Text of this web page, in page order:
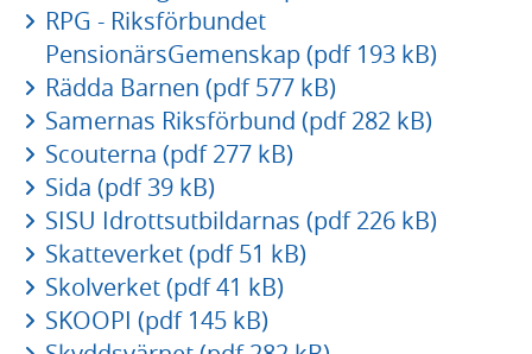
RPG - Riksförbundet
PensionärsGemenskap (pdf 193 kB)
Rädda Barnen (pdf 577 kB)
Samernas Riksförbund (pdf 282 kB)
Scouterna (pdf 277 kB)
Sida (pdf 39 kB)
SISU Idrottsutbildarnas (pdf 226 kB)
Skatteverket (pdf 51 kB)
Skolverket (pdf 41 kB)
SKOOPI (pdf 145 kB)